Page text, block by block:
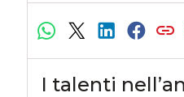
I talenti